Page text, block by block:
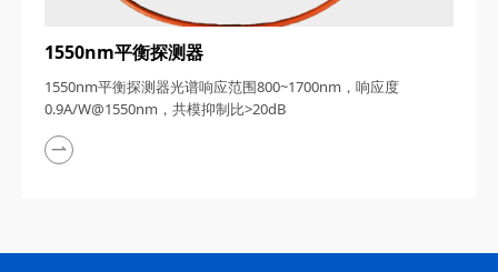
1550nm平衡探测器
1550nm平衡探测器光谱响应范围800~1700nm，响应度
0.9A/W@1550nm，共模抑制比>20dB